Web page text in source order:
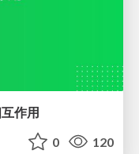
作用
0 120